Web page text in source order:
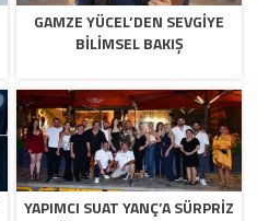
GAMZE YÜCEL’DEN SEVGİYE
BİLİMSEL BAKIŞ
YAPIMCI SUAT YANÇ’A SÜRPRIZ